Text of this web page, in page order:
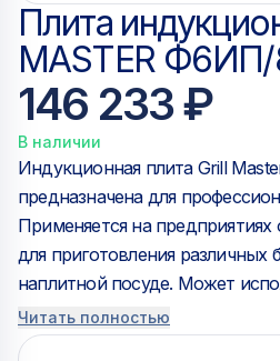
Плита
MASTER
146 233 ₽
В наличии
Индукционная плита Grill
предназначена для
Применяется на
для приготовления различных
наплитной посуде. Может
самостоятельно, так и в
линий. Особенности: — Корпус плиты выполнен из
Читать полностью